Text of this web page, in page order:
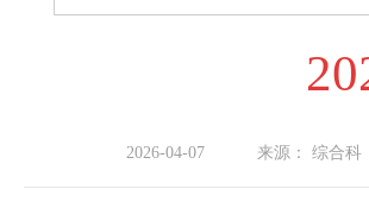
2026-04-07 来源： 综合科